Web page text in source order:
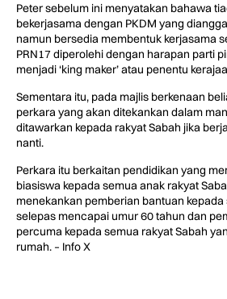
Peter sebelum ini menyatakan bahawa
bekerjasama dengan PKDM yang
namun bersedia membentuk kerjasama
PRN17 diperolehi dengan harapan parti
menjadi ‘king maker’ atau penentu
Sementara itu, pada majlis berkenaan
perkara yang akan ditekankan dalam
ditawarkan kepada rakyat Sabah jika
nanti.
Perkara itu berkaitan pendidikan yang
biasiswa kepada semua anak rakyat
menekankan pemberian bantuan
selepas mencapai umur 60 tahun dan
percuma kepada semua rakyat Sabah
rumah. – Info X